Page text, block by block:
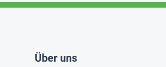
Über uns